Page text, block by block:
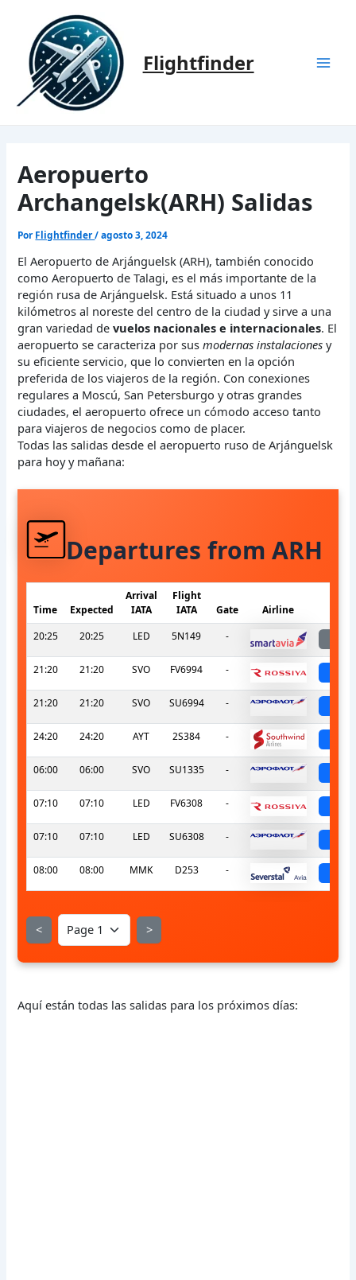
contenido
Flightfinder
Aeropuerto
Archangelsk(ARH) Salidas
Por Flightfinder/agosto 3, 2024
El Aeropuerto de Arjánguelsk (ARH), también conocido
como Aeropuerto de Talagi, es el más importante de la
región rusa de Arjánguelsk. Está situado a unos 11
kilómetros al noreste del centro de la ciudad y sirve a una
gran variedad devuelos nacionales e internacionales. El
aeropuerto se caracteriza por susmodernas instalaciones y
su eficiente servicio, que lo convierten en la opción
preferida de los viajeros de la región. Con conexiones
regulares a Moscú, San Petersburgo y otras grandes
ciudades, el aeropuerto ofrece un cómodo acceso tanto
para viajeros de negocios como de placer.
Todas las salidas desde el aeropuerto ruso de Arjánguelsk
para hoy y mañana:
Departures from ARH
Time Expected
Arrival
IATA
Flight
IATA
Gate Airline
20:25
20:25 LED 5N149 -
21:20 21:20 SVO FV6994 -
21:20 21:20 SVO SU6994 -
24:20 24:20 AYT 2S384 -
06:00 06:00 SVO SU1335 -
07:10 07:10 LED FV6308 -
07:10 07:10 LED SU6308 -
08:00 08:00 MMK D253 -
< >
Aquí están todas las salidas para los próximos días: